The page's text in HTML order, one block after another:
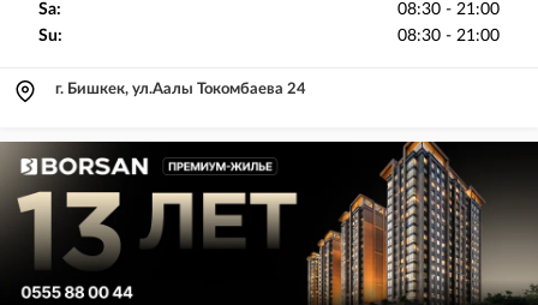
Sa:
08:30 - 21:00
Su:
08:30 - 21:00
г. Бишкек, ул.Аалы Токомбаева 24